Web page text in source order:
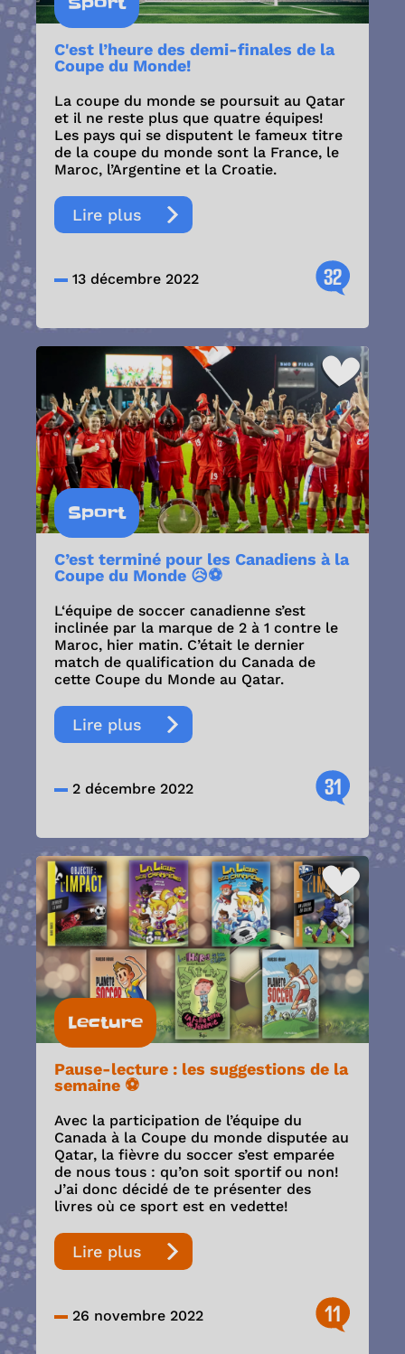
C'est l’heure des demi-finales de la
Coupe du Monde!
La coupe du monde se poursuit au Qatar
et il ne reste plus que quatre équipes!
Les pays qui se disputent le fameux titre
de la coupe du monde sont la France, le
Maroc, l’Argentine et la Croatie.
Lire plus
13 décembre 2022 32
Sport
C’est terminé pour les Canadiens à la
Coupe du Monde 😥⚽️
L‘équipe de soccer canadienne s’est
inclinée par la marque de 2 à 1 contre le
Maroc, hier matin. C’était le dernier
match de qualification du Canada de
cette Coupe du Monde au Qatar.
Lire plus
2 décembre 2022 31
Lecture
Pause-lecture : les suggestions de la
semaine ⚽️
Avec la participation de l’équipe du
Canada à la Coupe du monde disputée au
Qatar, la fièvre du soccer s’est emparée
de nous tous : qu’on soit sportif ou non!
J’ai donc décidé de te présenter des
livres où ce sport est en vedette!
Lire plus
26 novembre 2022 11